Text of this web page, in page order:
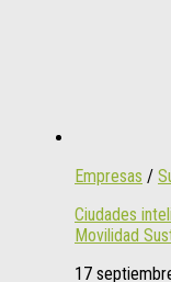
Empresas /
Ciudades
Movilidad
17